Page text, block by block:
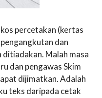
percetakan (kertas
dan
ditiadakan. Malah masa
dan pengawas Skim
dijimatkan. Adalah
teks daripada cetak